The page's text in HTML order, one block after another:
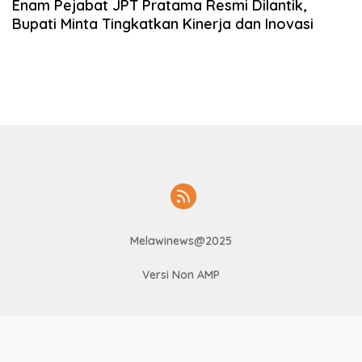
Enam Pejabat JPT Pratama Resmi Dilantik,
Bupati Minta Tingkatkan Kinerja dan Inovasi
Melawinews@2025
Versi Non AMP